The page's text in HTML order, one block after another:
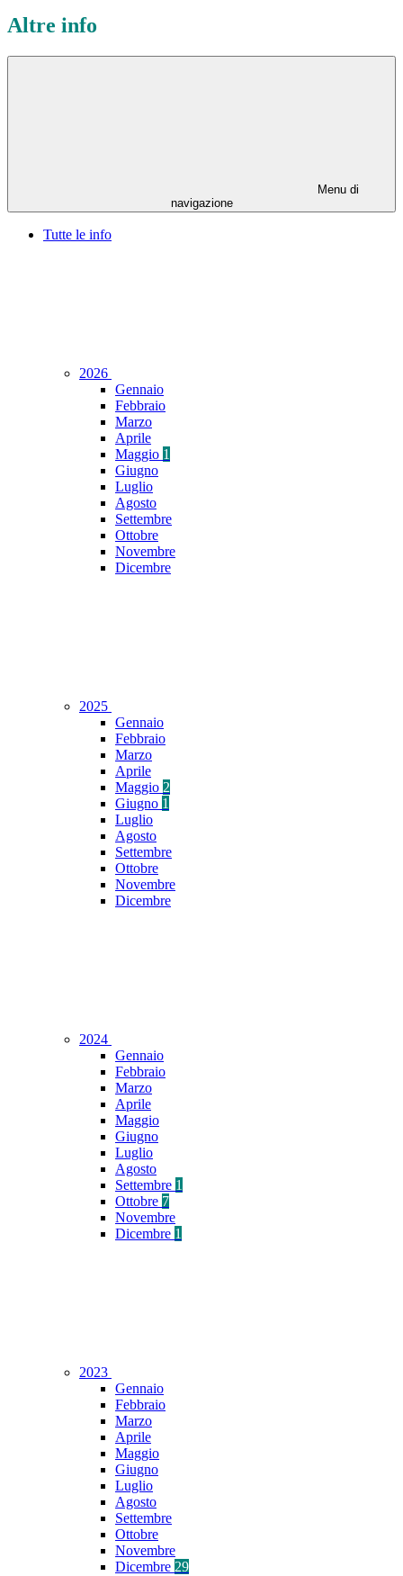
Altre info
Menu di
navigazione
Tutte le info
2026
Gennaio
Febbraio
Marzo
Aprile
Maggio 1
Giugno
Luglio
Agosto
Settembre
Ottobre
Novembre
Dicembre
2025
Gennaio
Febbraio
Marzo
Aprile
Maggio 2
Giugno 1
Luglio
Agosto
Settembre
Ottobre
Novembre
Dicembre
2024
Gennaio
Febbraio
Marzo
Aprile
Maggio
Giugno
Luglio
Agosto
Settembre 1
Ottobre 7
Novembre
Dicembre 1
2023
Gennaio
Febbraio
Marzo
Aprile
Maggio
Giugno
Luglio
Agosto
Settembre
Ottobre
Novembre
Dicembre 29